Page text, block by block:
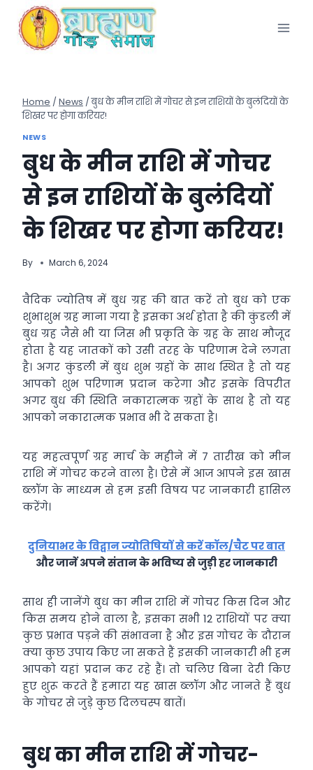
content
Home / News / बुध के मीन राशि में गोचर से इन राशियों के बुलंदियों के
शिखर पर होगा करियर!
NEWS
बुध के मीन राशि में गोचर
से इन राशियों के बुलंदियों
के शिखर पर होगा करियर!
By March 6, 2024
वैदिक ज्योतिष में बुध ग्रह की बात करें तो बुध को एक
शुभाशुभ ग्रह माना गया है इसका अर्थ होता है की कुंडली में
बुध ग्रह जैसे भी या जिस भी प्रकृति के ग्रह के साथ मौजूद
होता है यह जातकों को उसी तरह के परिणाम देने लगता
है। अगर कुंडली में बुध शुभ ग्रहों के साथ स्थित है तो यह
आपको शुभ परिणाम प्रदान करेगा और इसके विपरीत
अगर बुध की स्थिति नकारात्मक ग्रहों के साथ है तो यह
आपको नकारात्मक प्रभाव भी दे सकता है।
यह महत्वपूर्ण ग्रह मार्च के महीने में 7 तारीख को मीन
राशि में गोचर करने वाला है। ऐसे में आज आपने इस खास
ब्लॉग के माध्यम से हम इसी विषय पर जानकारी हासिल
करेंगे।
दुनियाभर के विद्वान ज्योतिषियों से करें कॉल/चैट पर बात
और जानें अपने संतान के भविष्य से जुड़ी हर जानकारी
साथ ही जानेंगे बुध का मीन राशि में गोचर किस दिन और
किस समय होने वाला है, इसका सभी 12 राशियों पर क्या
कुछ प्रभाव पड़ने की संभावना है और इस गोचर के दौरान
क्या कुछ उपाय किए जा सकते हैं इसकी जानकारी भी हम
आपको यहां प्रदान कर रहे हैं। तो चलिए बिना देरी किए
हुए शुरू करते हैं हमारा यह खास ब्लॉग और जानते हैं बुध
के गोचर से जुड़े कुछ दिलचस्प बातें।
बुध का मीन राशि में गोचर-